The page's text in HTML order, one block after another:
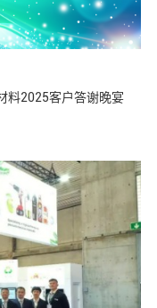
料2025客户答谢晚宴